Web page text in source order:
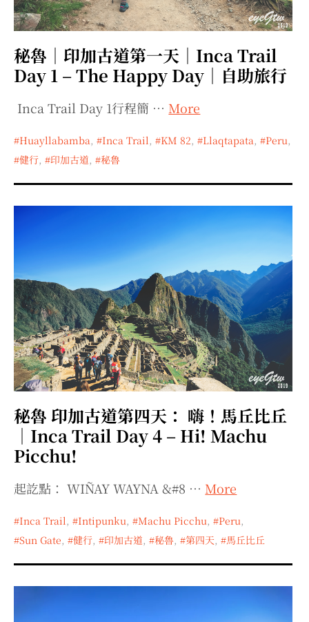
秘魯｜印加古道第一天｜Inca Trail
Day 1 – The Happy Day｜自助旅行
Inca Trail Day 1行程簡 … More
Huayllabamba, Inca Trail, KM 82, Llaqtapata, Peru,
健行, 印加古道, 秘魯
秘魯 印加古道第四天： 嗨！馬丘比丘
｜Inca Trail Day 4 – Hi! Machu
Picchu!
起訖點： WIÑAY WAYNA &#8 … More
Inca Trail , Intipunku, Machu Picchu, Peru,
Sun Gate, 健行, 印加古道, 秘魯, 第四天, 馬丘比丘